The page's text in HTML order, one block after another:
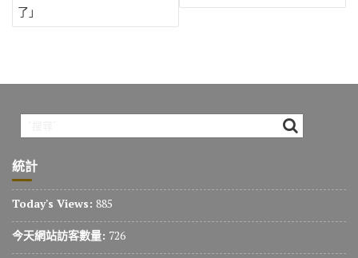
覽
了」
統計
Today's Views: 885
今天網站訪客數量: 726